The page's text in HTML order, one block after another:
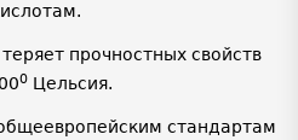
прочностных свойств
0 Цельсия.
стандартам